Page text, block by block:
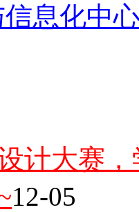
信息化中
计大赛
12-05